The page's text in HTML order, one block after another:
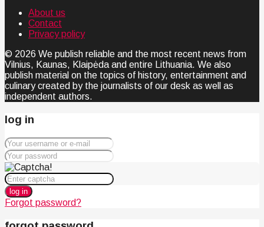
About us
Contact
Privacy policy
© 2026 We publish reliable and the most recent news from
Vilnius, Kaunas, Klaipėda and entire Lithuania. We also
publish material on the topics of history, entertainment and
culinary created by the journalists of our desk as well as
independent authors.
log in
log in
Forgot password?